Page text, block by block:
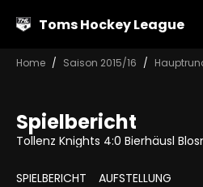
Toms Hockey League
Home Saison 2015/16
Spielbericht
Tollenz Knights 4:0 Bierhäusl
SPIELBERICHT AUFSTELLUNG